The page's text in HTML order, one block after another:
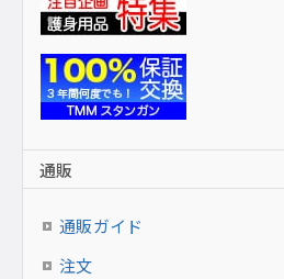
通販
通販ガイド
注文